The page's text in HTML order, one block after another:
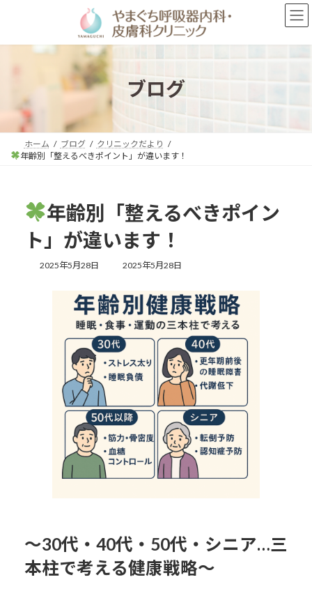
ン
プ
ー
動
ブログ
ホーム ブログ
クリニックだより
年齢別「整えるべきポイント」が違います！
年齢別「整えるべきポイン
ト」が違います！
2025年5月28日
最
新
日
時
:
2025年5月28日
～30代・40代・50代・シニア…三
本柱で考える健康戦略～